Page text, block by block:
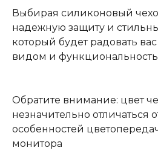
Выбирая силиконовый
надежную защиту и
который будет радовать
видом и
Обратите внимание: цвет
незначительно отличаться
особенностей
монитора